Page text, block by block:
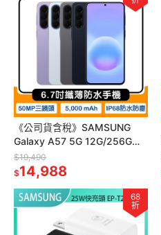
《公司貨含稅》SAMSUNG
Galaxy A57 5G 12G/256G
6.7吋手機
$19,490
$14,988
68
折